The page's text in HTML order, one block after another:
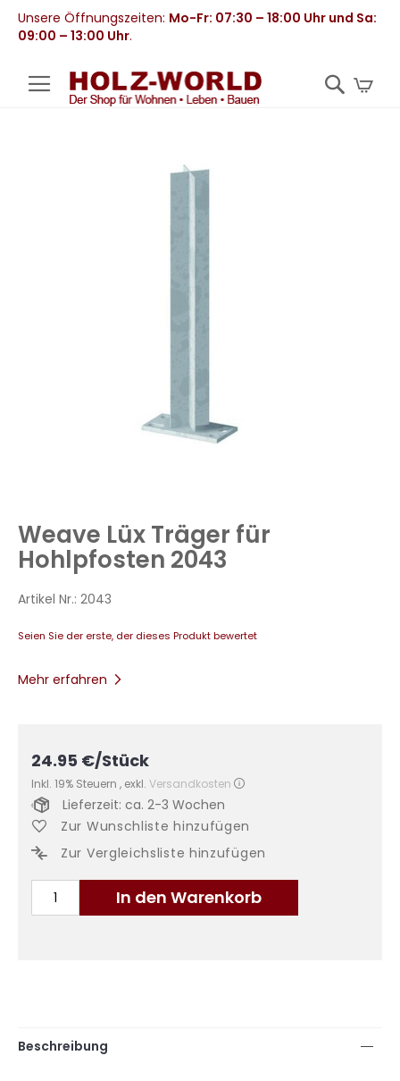
Unsere Öffnungszeiten: Mo-Fr: 07:30 – 18:00 Uhr und Sa:
09:00 – 13:00 Uhr.
der
Bildergalerie
springen
Weave Lüx Träger für
Hohlpfosten 2043
Artikel Nr.: 2043
Seien Sie der erste, der dieses Produkt bewertet
Mehr erfahren
24.95 €/Stück
Inkl. 19% Steuern , exkl. Versandkosten
In den Warenkorb
Lieferzeit: ca. 2-3 Wochen
Zur Wunschliste hinzufügen
Zur Vergleichsliste hinzufügen
Beschreibung